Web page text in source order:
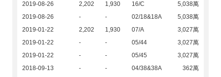
2019-08-26
2,202 1,930 16/C
5,038萬
2019-08-26
- - 02/18&18A
5,038萬
2019-01-22
2,202 1,930 07/A
3,027萬
2019-01-22
- - 05/44
3,027萬
2019-01-22
- - 05/45
3,027萬
2018-09-13
- - 04/38&38A
362萬